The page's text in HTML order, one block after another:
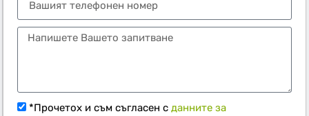
*Прочетох и съм съгласен сданните за